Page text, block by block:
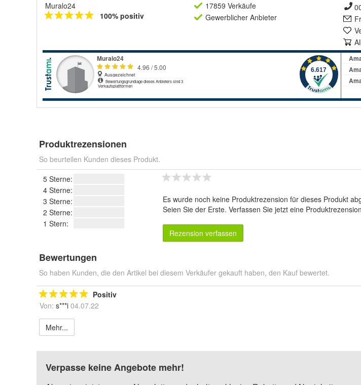
Muralo24
100% positiv
17859 Verkäufe
Gewerblicher Anbieter
Produktrezensionen
So beurteilen Kunden dieses Produkt.
5 Sterne:
4 Sterne:
3 Sterne:
2 Sterne:
1 Stern:
Es wurde noch keine Produktrezension für dieses Produkt
Seien Sie der Erste. Verfassen Sie jetzt eine Produktrezension
Rezension verfassen
Bewertungen
So haben Kunden, die den Artikel bei diesem Verkäufer gekauft haben, den Kauf bewertet.
Positiv
Von: s***i 04.07.22
Mehr...
Verpasse keine Angebote mehr!